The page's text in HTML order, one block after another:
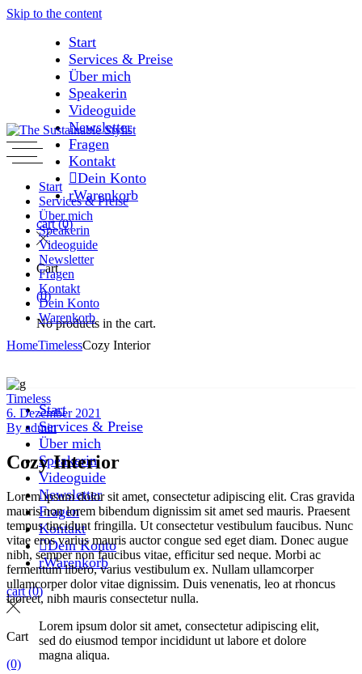
Skip to the content
Start
Services & Preise
Über mich
Speakerin
Videoguide
Newsletter
Fragen
Kontakt
Dein Konto
Warenkorb
cart (0)
Cart
(0)
No products in the cart.
Start
Services & Preise
Über mich
Speakerin
Videoguide
Newsletter
Fragen
Kontakt
Dein Konto
Warenkorb
cart (0)
Cart
(0)
Start
Services & Preise
Über mich
Speakerin
Videoguide
Newsletter
Fragen
Kontakt
Dein Konto
Warenkorb
HomeTimelessCozy Interior
Timeless
6. Dezember 2021
By admin
Cozy Interior
Lorem ipsum dolor sit amet, consectetur adipiscing elit. Cras gravida
mauris non lorem bibendum dignissim sit amet sed mauris. Praesent
tempus tincidunt fringilla. Ut consectetur vestibulum faucibus. Nunc
vitae eros varius mauris auctor congue sed eget diam. Donec augue
nibh, semper non faucibus vitae, efficitur sed neque. Morbi ac
fermentum libero, varius vestibulum ex. Nullam ullamcorper
ullamcorper dolor vitae dignissim. Duis venenatis, leo at rhoncus
laoreet, nibh mauris consectetur nulla.
Lorem ipsum dolor sit amet, consectetur adipiscing elit,
sed do eiusmod tempor incididunt ut labore et dolore
magna aliqua.